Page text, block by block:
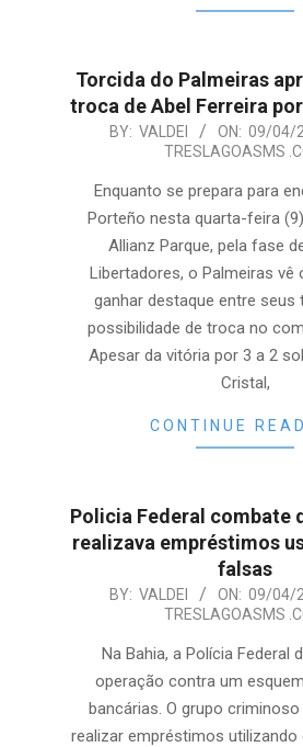
Torcida do Palmeiras
troca de Abel Ferreira
BY: VALDEI ON: 09/04/
TRESLAGOASMS
Enquanto se prepara para
Porteño nesta quarta-feira
Allianz Parque, pela fase
Libertadores, o Palmeiras vê
ganhar destaque entre seus
possibilidade de troca no
Apesar da vitória por 3 a 2
Cristal,
CONTINUE
Policia Federal combate
realizava empréstimos
falsas
BY: VALDEI ON: 09/04/
TRESLAGOASMS
Na Bahia, a Polícia Federal
operação contra um
bancárias. O grupo
realizar empréstimos